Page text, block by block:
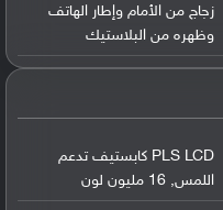
زجاج من الأمام وإطار الهاتف
وظهره من البلاستيك
PLS LCD كابستيف تدعم
اللمس, 16 مليون لون